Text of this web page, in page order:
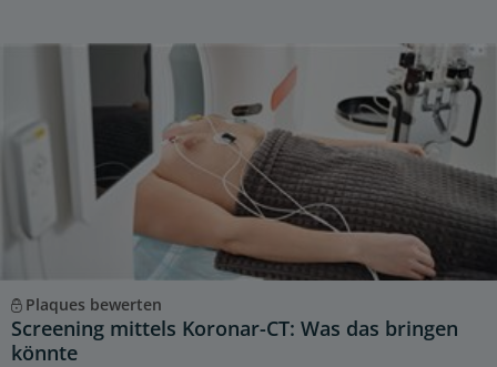
Plaques bewerten
Screening mittels Koronar-CT: Was das bringen
könnte